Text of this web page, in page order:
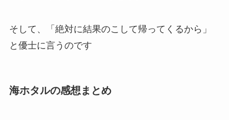
そして、「絶対に結果のこして帰ってくるから」
と優士に言うのです
海ホタルの感想まとめ